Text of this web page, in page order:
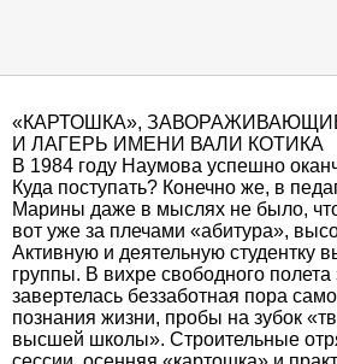
«КАРТОШКА»,
И ЛАГЕРЬ ИМЕНИ ВАЛИ КОТИКА
В 1984 году Наумова успешно
Куда поступать? Конечно же, в
Марины даже в мыслях не было,
вот уже за плечами «абитура»,
Активную и деятельную студентку
группы. В вихре свободного полета
завертелась беззаботная пора
познания жизни, пробы на зубок
высшей школы». Строительные